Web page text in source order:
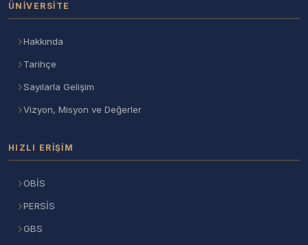
ÜNIVERSITE
Hakkında
Tarihçe
Sayılarla Gelişim
Vizyon, Misyon ve Değerler
HIZLI ERIŞIM
OBİS
PERSİS
GBS